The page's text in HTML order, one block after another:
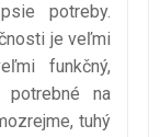
potreby.
je veľmi
funkčný,
na
tuhý